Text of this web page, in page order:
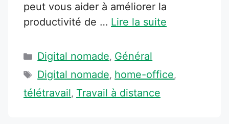
peut vous aider à améliorer la
productivité de … Lire la suite
Catégories
Digital nomade, Général
Étiquettes
Digital nomade, home-office,
télétravail, Travail à distance